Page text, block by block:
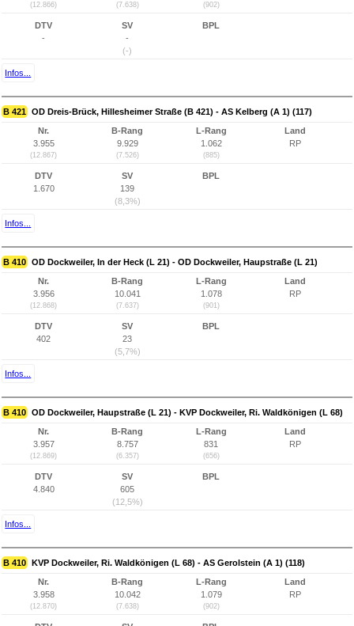
(12.866) (7.638) (902)
DTV
-
SV
-
(-)
BPL
Infos...
B 421 OD Dreis-Brück, Hillesheimer Straße (B 421) - AS Kelberg (A 1) (117)
Nr.
3.955
(12.867)
B-Rang
9.929
(7.526)
L-Rang
1.062
(885)
Land
RP
DTV
1.670
SV
139
(8,3%)
BPL
Infos...
B 410 OD Dockweiler, In der Heck (L 21) - OD Dockweiler, Haupstraße (L 21)
Nr.
3.956
(12.868)
B-Rang
10.041
(7.637)
L-Rang
1.078
(901)
Land
RP
DTV
402
SV
23
(5,7%)
BPL
Infos...
B 410 OD Dockweiler, Haupstraße (L 21) - KVP Dockweiler, Ri. Waldkönigen (L 68)
Nr.
3.957
(12.869)
B-Rang
8.757
(6.357)
L-Rang
831
(656)
Land
RP
DTV
4.840
SV
605
(12,5%)
BPL
Infos...
B 410 KVP Dockweiler, Ri. Waldkönigen (L 68) - AS Gerolstein (A 1) (118)
Nr.
3.958
(12.870)
B-Rang
10.042
(7.638)
L-Rang
1.079
(902)
Land
RP